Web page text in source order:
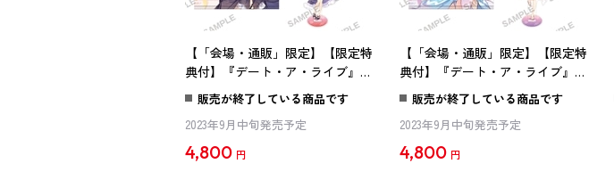
【「会場・通販」限定】【限定特
典付】『デート・ア・ライブ』
B2タぺストリー＆アクリルスタ
ンド うきうき水着Ver. 時崎狂三
セット
販売が終了している商品です
2023年9月中旬発売予定
4,800 円
【「会場・通販」限定】【限定特
典付】『デート・ア・ライブ』
B2タぺストリー＆アクリルスタ
ンド うきうき水着Ver. 夜刀神十
香セット
販売が終了している商品です
2023年9月中旬発売予定
4,800 円